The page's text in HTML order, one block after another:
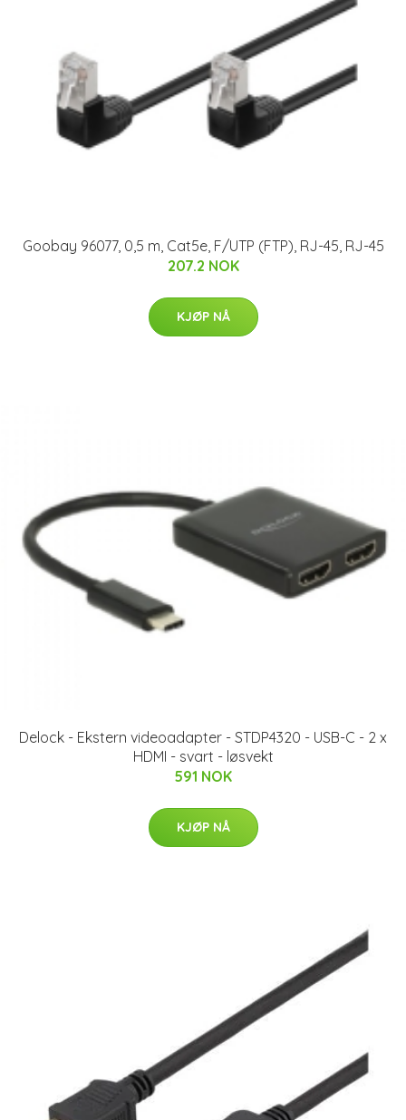
Goobay 96077, 0,5 m, Cat5e, F/UTP (FTP), RJ-45, RJ-45
207.2 NOK
KJØP NÅ
Delock - Ekstern videoadapter - STDP4320 - USB-C - 2 x
HDMI - svart - løsvekt
591 NOK
KJØP NÅ